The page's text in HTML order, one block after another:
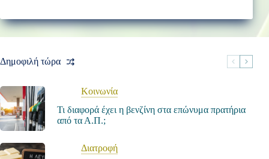
Δημοφιλή τώρα
Κοινωνία
Τι διαφορά έχει η βενζίνη στα επώνυμα πρατήρια
από τα Α.Π.;
Διατροφή